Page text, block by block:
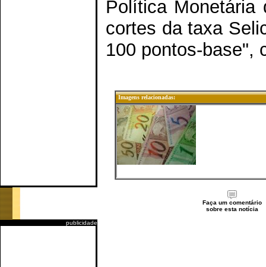
publicidade
Política Monetária
cortes da taxa
100 pontos-base",
Imagens relacionadas:
Faça um comentário
sobre esta notícia